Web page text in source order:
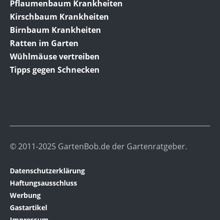
Pflaumenbaum Krankheiten
Kirschbaum Krankheiten
Birnbaum Krankheiten
Ratten im Garten
Wühlmäuse vertreiben
Tipps gegen Schnecken
© 2011-2025 GartenBob.de der Gartenratgeber.
Datenschutzerklärung
Haftungsausschluss
Werbung
Gastartikel